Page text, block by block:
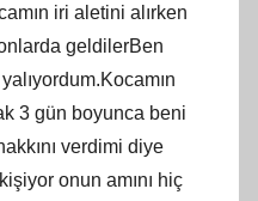
iri aletini alırken
geldilerBen
3 gün boyunca beni
verdimi diye
onun amını hiç